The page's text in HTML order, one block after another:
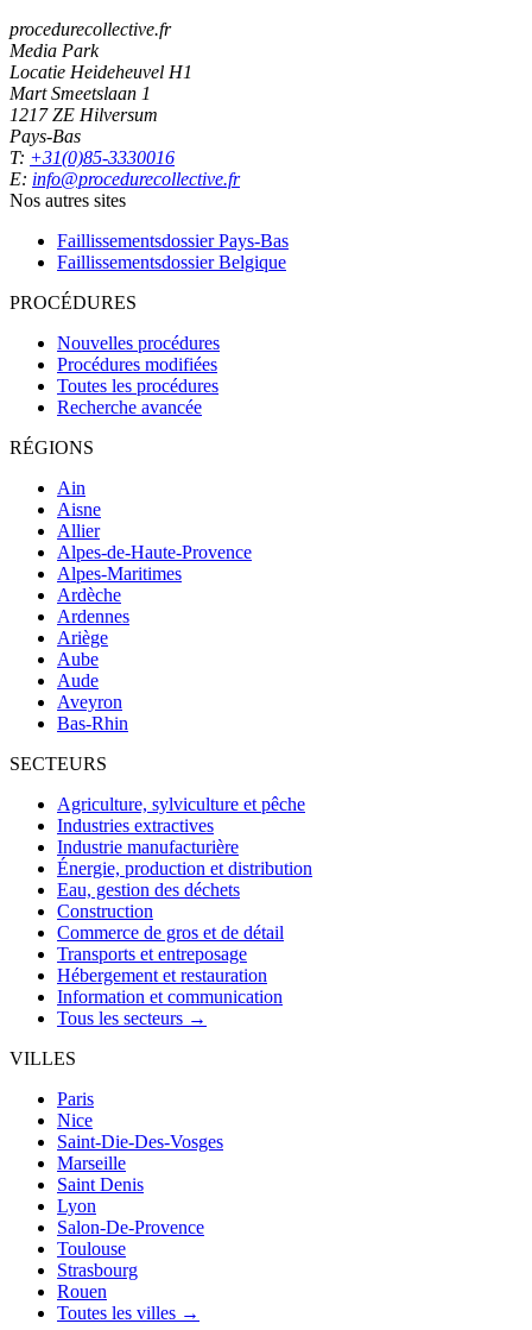
procedurecollective.fr
Media Park
Locatie Heideheuvel H1
Mart Smeetslaan 1
1217 ZE Hilversum
Pays-Bas
T: +31(0)85-3330016
E: info@procedurecollective.fr
Nos autres sites
Faillissementsdossier Pays-Bas
Faillissementsdossier Belgique
PROCÉDURES
Nouvelles procédures
Procédures modifiées
Toutes les procédures
Recherche avancée
RÉGIONS
Ain
Aisne
Allier
Alpes-de-Haute-Provence
Alpes-Maritimes
Ardèche
Ardennes
Ariège
Aube
Aude
Aveyron
Bas-Rhin
SECTEURS
Agriculture, sylviculture et pêche
Industries extractives
Industrie manufacturière
Énergie, production et distribution
Eau, gestion des déchets
Construction
Commerce de gros et de détail
Transports et entreposage
Hébergement et restauration
Information et communication
Tous les secteurs →
VILLES
Paris
Nice
Saint-Die-Des-Vosges
Marseille
Saint Denis
Lyon
Salon-De-Provence
Toulouse
Strasbourg
Rouen
Toutes les villes →